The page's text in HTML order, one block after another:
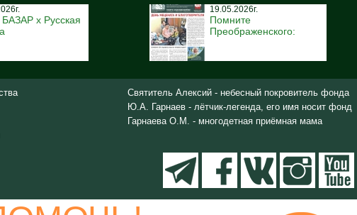
x Русская
19.05.2026г.
Помните
Преображенского:
Святитель Алексий - небесный покровитель фонда
Ю.А. Гарнаев - лётчик-легенда, его имя носит фонд
Гарнаева О.М. - многодетная приёмная мама